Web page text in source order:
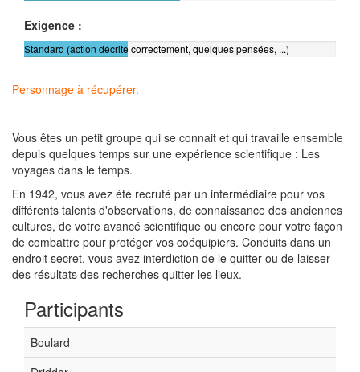
Exigence :
Standard (action décrite correctement, quelques pensées, ...)
Personnage à récupérer.
Vous êtes un petit groupe qui se connait et qui travaille ensemble
depuis quelques temps sur une expérience scientifique : Les
voyages dans le temps.
En 1942, vous avez été recruté par un intermédiaire pour vos
différents talents d'observations, de connaissance des anciennes
cultures, de votre avancé scientifique ou encore pour votre façon
de combattre pour protéger vos coéquipiers. Conduits dans un
endroit secret, vous avez interdiction de le quitter ou de laisser
des résultats des recherches quitter les lieux.
Participants
Boulard